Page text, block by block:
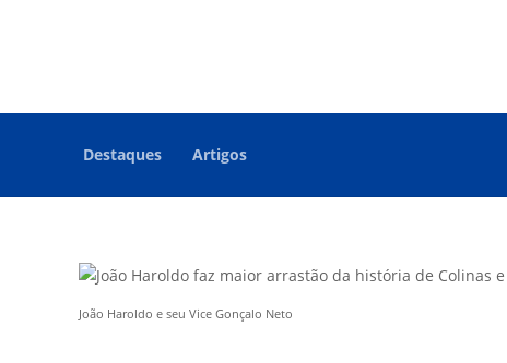
Destaques Artigos
João Haroldo e seu Vice Gonçalo Neto